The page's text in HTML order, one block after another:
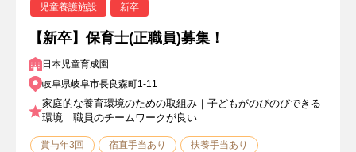
児童養護施設 新卒
【新卒】保育士(正職員)募集！
日本児童育成園
岐阜県岐阜市長良森町1-11
家庭的な養育環境のための取組み｜子どもがのびのびできる
環境｜職員のチームワークが良い
賞与年3回 宿直手当あり 扶養手当あり